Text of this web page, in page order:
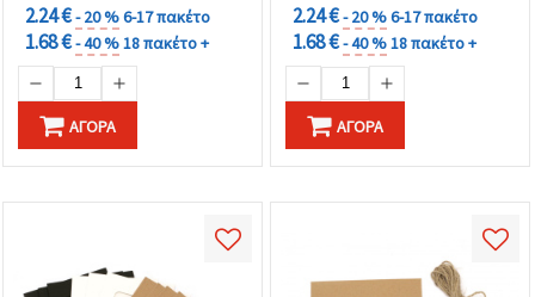
2.24 €- 20 %6-17 πακέτο
1.68 €- 40 %18 πακέτο +
ΑΓΟΡΆ
2.24 €- 20 %6-17 πακέτο
1.68 €- 40 %18 πακέτο +
ΑΓΟΡΆ